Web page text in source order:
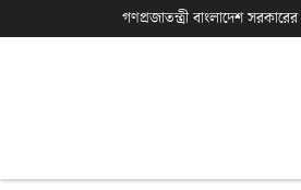
গণপ্রজাতন্ত্রী বাংলাদেশ